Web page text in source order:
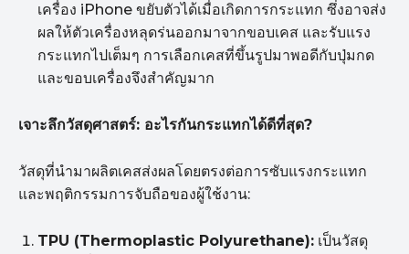
เครื่อง iPhone ขยับตัวได้เมื่อเกิดการกระแทก ซึ่งอาจส่ง
ผลให้ตัวเครื่องหลุดร่นออกมาจากขอบเคส และรับแรง
กระแทกไปเต็มๆ การเลือกเคสที่ขึ้นรูปมาพอดีกับปุ่มกด
และขอบเครื่องจึงสำคัญมาก
เจาะลึกวัสดุศาสตร์: อะไรกันกระแทกได้ดีที่สุด?
วัสดุที่นำมาผลิตเคสส่งผลโดยตรงต่อการซับแรงกระแทก
และพฤติกรรมการจับถือของผู้ใช้งาน:
TPU (Thermoplastic Polyurethane): เป็นวัสดุ